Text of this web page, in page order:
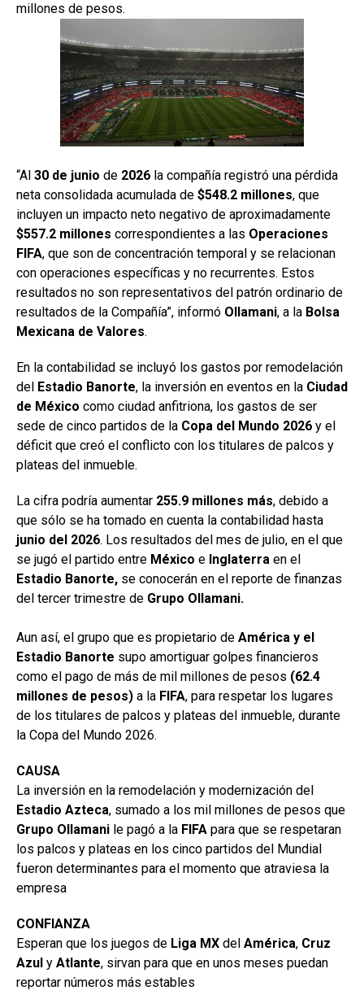
millones de pesos.
“Al 30 de junio de 2026 la compañía registró una pérdida
neta consolidada acumulada de $548.2 millones, que
incluyen un impacto neto negativo de aproximadamente
$557.2 millones correspondientes a las Operaciones
FIFA, que son de concentración temporal y se relacionan
con operaciones específicas y no recurrentes. Estos
resultados no son representativos del patrón ordinario de
resultados de la Compañía”, informó Ollamani, a la Bolsa
Mexicana de Valores.
En la contabilidad se incluyó los gastos por remodelación
del Estadio Banorte, la inversión en eventos en la Ciudad
de México como ciudad anfitriona, los gastos de ser
sede de cinco partidos de la Copa del Mundo 2026 y el
déficit que creó el conflicto con los titulares de palcos y
plateas del inmueble.
La cifra podría aumentar 255.9 millones más, debido a
que sólo se ha tomado en cuenta la contabilidad hasta
junio del 2026. Los resultados del mes de julio, en el que
se jugó el partido entre México e Inglaterra en el
Estadio Banorte, se conocerán en el reporte de finanzas
del tercer trimestre de Grupo Ollamani.
Aun así, el grupo que es propietario de América y el
Estadio Banorte supo amortiguar golpes financieros
como el pago de más de mil millones de pesos (62.4
millones de pesos) a la FIFA, para respetar los lugares
de los titulares de palcos y plateas del inmueble, durante
la Copa del Mundo 2026.
CAUSA
La inversión en la remodelación y modernización del
Estadio Azteca, sumado a los mil millones de pesos que
Grupo Ollamani le pagó a la FIFA para que se respetaran
los palcos y plateas en los cinco partidos del Mundial
fueron determinantes para el momento que atraviesa la
empresa
CONFIANZA
Esperan que los juegos de Liga MX del América, Cruz
Azul y Atlante, sirvan para que en unos meses puedan
reportar números más estables